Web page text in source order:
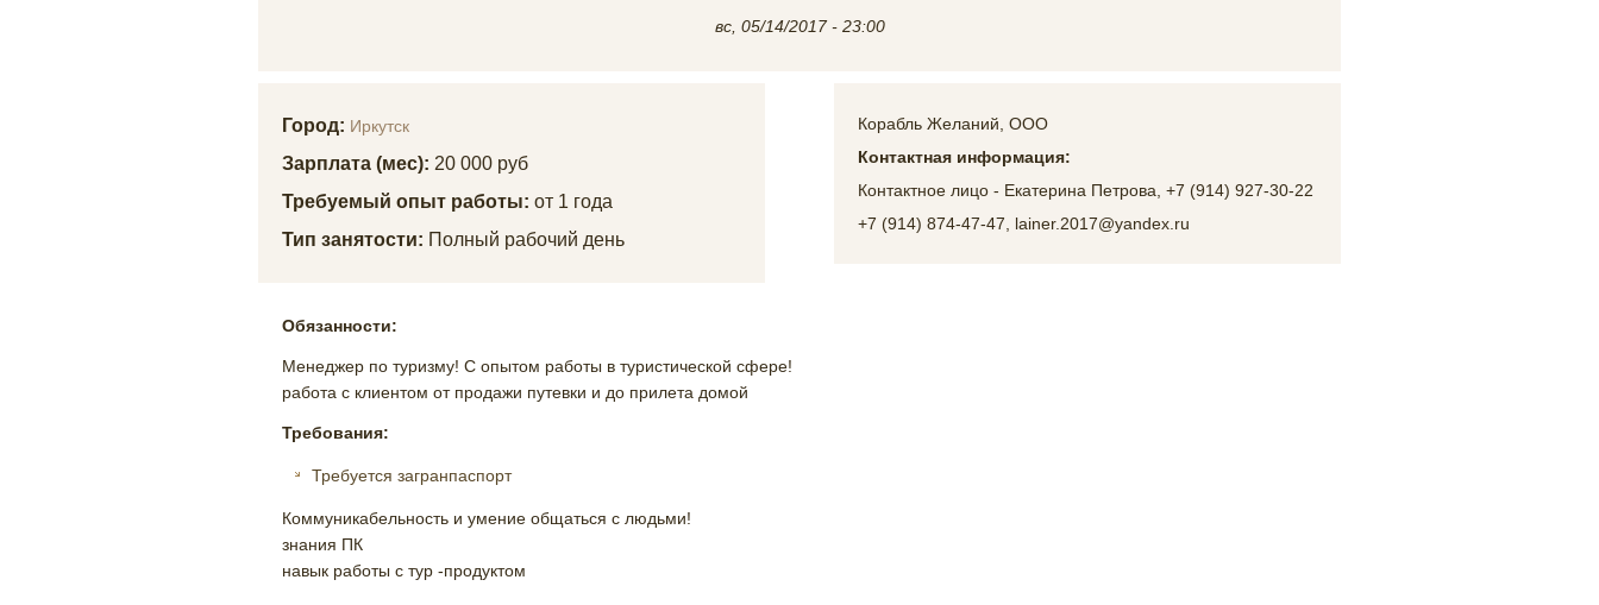
вс, 05/14/2017 - 23:00
Город: Иркутск
Зарплата (мес): 20 000 руб
Требуемый опыт работы: от 1 года
Тип занятости: Полный рабочий день
Корабль Желаний, ООО
Контактная информация:
Контактное лицо - Екатерина Петрова, +7 (914) 927-30-22
+7 (914) 874-47-47, lainer.2017@yandex.ru
Обязанности:
Менеджер по туризму! С опытом работы в туристической сфере!
работа с клиентом от продажи путевки и до прилета домой
Требования:
Требуется загранпаспорт
Коммуникабельность и умение общаться с людьми!
знания ПК
навык работы с тур -продуктом